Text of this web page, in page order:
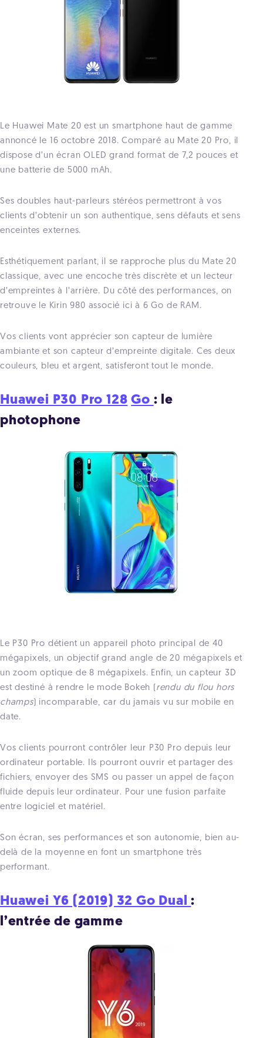
Le Huawei Mate 20 est un smartphone haut de gamme
annoncé le 16 octobre 2018. Comparé au Mate 20 Pro, il
dispose d’un écran OLED grand format de 7,2 pouces et
une batterie de 5000 mAh.
Ses doubles haut-parleurs stéréos permettront à vos
clients d’obtenir un son authentique, sens défauts et sens
enceintes externes.
Esthétiquement parlant, il se rapproche plus du Mate 20
classique, avec une encoche très discrète et un lecteur
d’empreintes à l’arrière. Du côté des performances, on
retrouve le Kirin 980 associé ici à 6 Go de RAM.
Vos clients vont apprécier son capteur de lumière
ambiante et son capteur d’empreinte digitale. Ces deux
couleurs, bleu et argent, satisferont tout le monde.
Huawei P30 Pro 128 Go : le
photophone
Le P30 Pro détient un appareil photo principal de 40
mégapixels, un objectif grand angle de 20 mégapixels et
un zoom optique de 8 mégapixels. Enfin, un capteur 3D
est destiné à rendre le mode Bokeh ( rendu du flou hors
champs) incomparable, car du jamais vu sur mobile en
date.
Vos clients pourront contrôler leur P30 Pro depuis leur
ordinateur portable. Ils pourront ouvrir et partager des
fichiers, envoyer des SMS ou passer un appel de façon
fluide depuis leur ordinateur. Pour une fusion parfaite
entre logiciel et matériel.
Son écran, ses performances et son autonomie, bien au-
delà de la moyenne en font un smartphone très
performant.
Huawei Y6 (2019) 32 Go Dual:
l’entrée de gamme